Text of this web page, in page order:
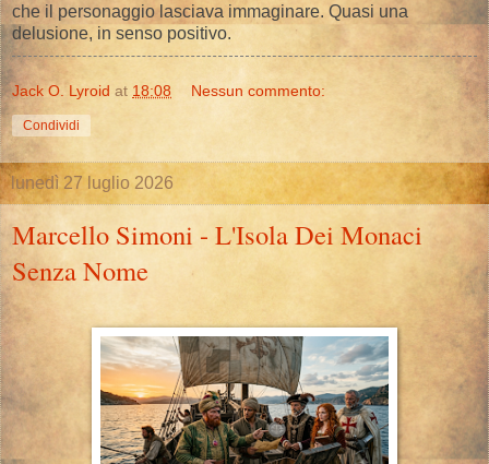
che il personaggio lasciava immaginare. Quasi una
delusione, in senso positivo.
Jack O. Lyroid at 18:08 Nessun commento:
Condividi
lunedì 27 luglio 2026
Marcello Simoni - L'Isola Dei Monaci
Senza Nome